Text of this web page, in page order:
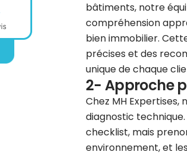
bâtiments, notre
compréhension
bien immobilier.
précises et des
unique de chaque
2- Approche
Chez MH
diagnostic
checklist, mais
environnement, et